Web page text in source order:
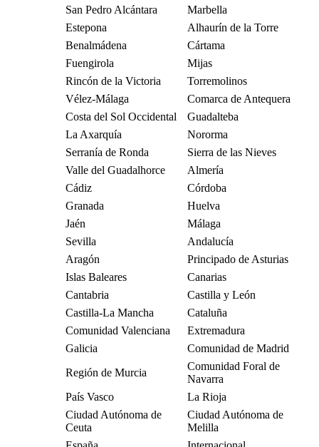
San Pedro Alcántara
Marbella
Estepona
Alhaurín de la Torre
Benalmádena
Cártama
Fuengirola
Mijas
Rincón de la Victoria
Torremolinos
Vélez-Málaga
Comarca de Antequera
Costa del Sol Occidental
Guadalteba
La Axarquía
Nororma
Serranía de Ronda
Sierra de las Nieves
Valle del Guadalhorce
Almería
Cádiz
Córdoba
Granada
Huelva
Jaén
Málaga
Sevilla
Andalucía
Aragón
Principado de Asturias
Islas Baleares
Canarias
Cantabria
Castilla y León
Castilla-La Mancha
Cataluña
Comunidad Valenciana
Extremadura
Galicia
Comunidad de Madrid
Región de Murcia
Comunidad Foral de
Navarra
País Vasco
La Rioja
Ciudad Autónoma de
Ceuta
Ciudad Autónoma de
Melilla